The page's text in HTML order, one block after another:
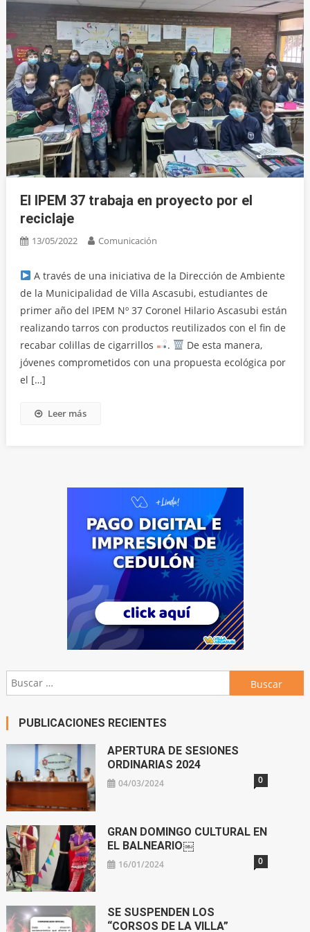
El IPEM 37 trabaja en proyecto por el
reciclaje
13/05/2022 Comunicación
A través de una iniciativa de la Dirección de Ambiente
de la Municipalidad de Villa Ascasubi, estudiantes de
primer año del IPEM Nº 37 Coronel Hilario Ascasubi están
realizando tarros con productos reutilizados con el fin de
recabar colillas de cigarrillos
.
De esta manera,
jóvenes comprometidos con una propuesta ecológica por
el […]
Leer más
Buscar:
PUBLICACIONES RECIENTES
APERTURA DE SESIONES
ORDINARIAS 2024
04/03/2024 0
GRAN DOMINGO CULTURAL EN
EL BALNEARIO￼
16/01/2024 0
SE SUSPENDEN LOS
“CORSOS DE LA VILLA”